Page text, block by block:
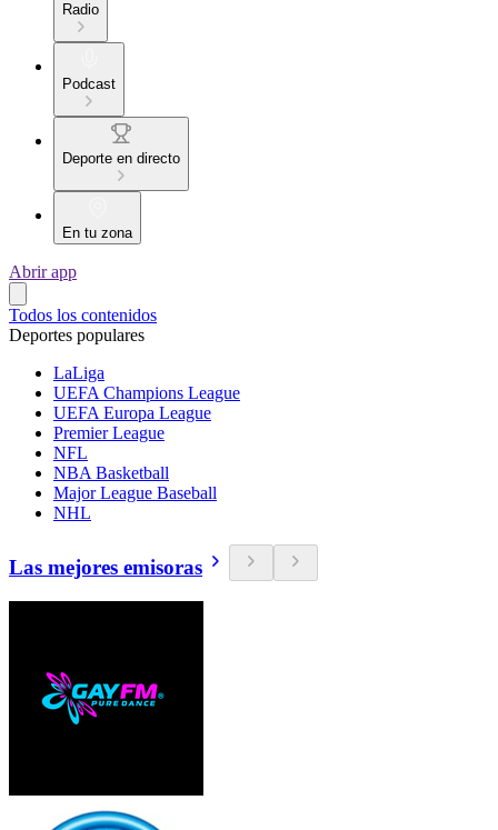
Radio
Podcast
Deporte en directo
En tu zona
Abrir app
Todos los contenidos
Deportes populares
LaLiga
UEFA Champions League
UEFA Europa League
Premier League
NFL
NBA Basketball
Major League Baseball
NHL
Las mejores emisoras